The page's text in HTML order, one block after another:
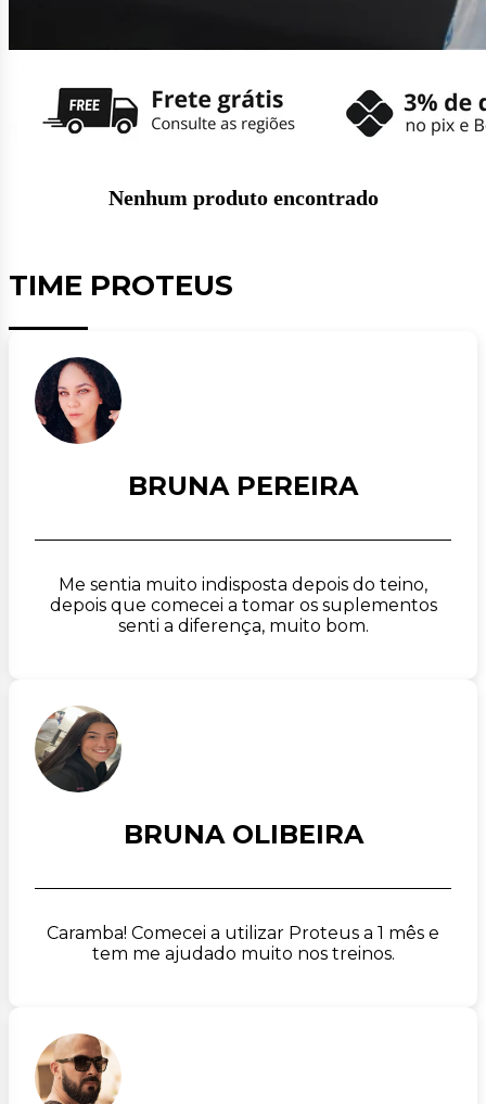
Nenhum produto encontrado
TIME PROTEUS
BRUNA PEREIRA
Me sentia muito indisposta depois do teino,
depois que comecei a tomar os suplementos
senti a diferença, muito bom.
BRUNA OLIBEIRA
Caramba! Comecei a utilizar Proteus a 1 mês e
tem me ajudado muito nos treinos.